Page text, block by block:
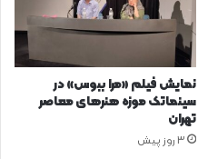
نمایش فیلم «مرا ببوس» در
سینماتک موزه هنرهای معاصر
تهران
3 روز پیش